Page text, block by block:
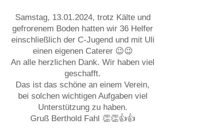
Samstag, 13.01.2024, trotz Kälte und
gefrorenem Boden hatten wir 36 Helfer
einschließlich der C-Jugend und mit Uli
einen eigenen Caterer 😉😉
An alle herzlichen Dank. Wir haben viel
geschafft.
Das ist das schöne an einem Verein,
bei solchen wichtigen Aufgaben viel
Unterstützung zu haben.
Gruß Berthold Fahl 👏👏👍👍